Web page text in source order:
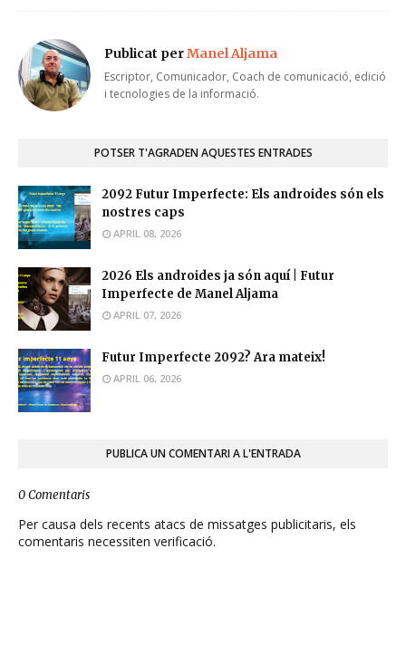
Publicat perManel Aljama
Escriptor, Comunicador, Coach de comunicació, edició
i tecnologies de la informació.
POTSER T'AGRADEN AQUESTES ENTRADES
2092 Futur Imperfecte: Els androides són els
nostres caps
APRIL 08, 2026
2026 Els androides ja són aquí | Futur
Imperfecte de Manel Aljama
APRIL 07, 2026
Futur Imperfecte 2092? Ara mateix!
APRIL 06, 2026
PUBLICA UN COMENTARI A L'ENTRADA
0 Comentaris
Per causa dels recents atacs de missatges publicitaris, els
comentaris necessiten verificació.